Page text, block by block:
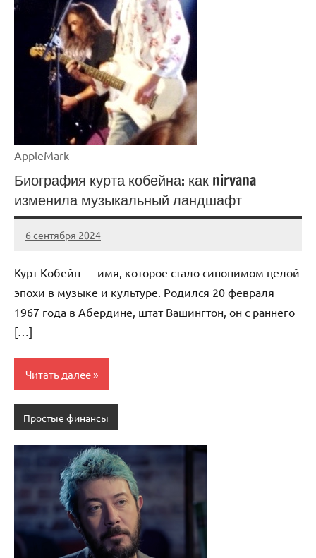
AppleMark
Биография курта кобейна: как nirvana
изменила музыкальный ландшафт
6 сентября 2024
Avtor
Нет
Курт Кобейн — имя, которое стало синонимом целой
эпохи в музыке и культуре. Родился 20 февраля
1967 года в Абердине, штат Вашингтон, он с раннего
[…]
Читать далее
Простые финансы